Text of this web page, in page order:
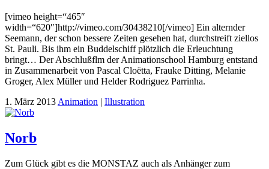
[vimeo height=“465″
width=“620″]http://vimeo.com/30438210[/vimeo] Ein alternder
Seemann, der schon bessere Zeiten gesehen hat, durchstreift ziellos
St. Pauli. Bis ihm ein Buddelschiff plötzlich die Erleuchtung
bringt… Der Abschlußflm der Animationschool Hamburg entstand
in Zusammenarbeit von Pascal Cloëtta, Frauke Ditting, Melanie
Groger, Alex Müller und Helder Rodriguez Parrinha.
1. März 2013 Animation | Illustration
Norb
Zum Glück gibt es die MONSTAZ auch als Anhänger zum